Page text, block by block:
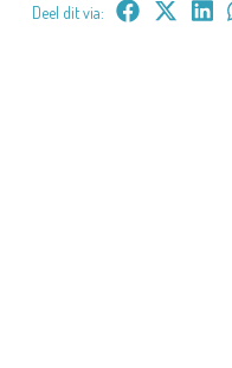
Deel dit via: